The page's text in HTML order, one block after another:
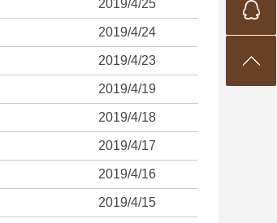
2019/4/25
2019/4/24
2019/4/23
2019/4/19
2019/4/18
2019/4/17
2019/4/16
2019/4/15